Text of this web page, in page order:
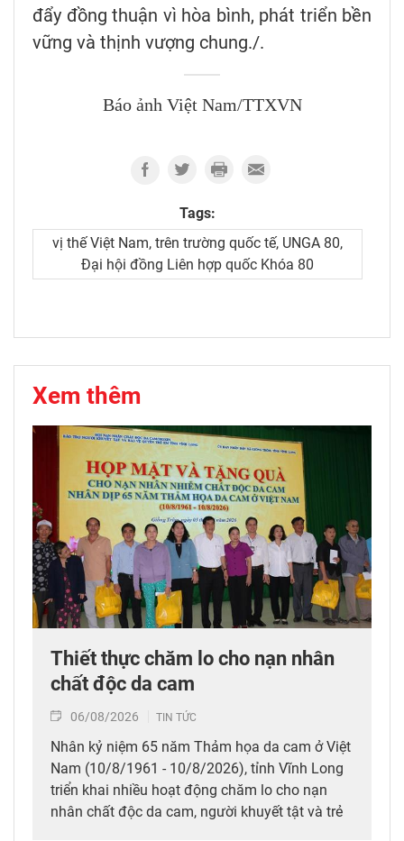
đẩy đồng thuận vì hòa bình, phát triển bền
vững và thịnh vượng chung./.
Báo ảnh Việt Nam/TTXVN
Tags:
vị thế Việt Nam, trên trường quốc tế, UNGA 80,
Đại hội đồng Liên hợp quốc Khóa 80
Xem thêm
Thiết thực chăm lo cho nạn nhân
chất độc da cam
06/08/2026 TIN TỨC
Nhân kỷ niệm 65 năm Thảm họa da cam ở Việt
Nam (10/8/1961 - 10/8/2026), tỉnh Vĩnh Long
triển khai nhiều hoạt động chăm lo cho nạn
nhân chất độc da cam, người khuyết tật và trẻ